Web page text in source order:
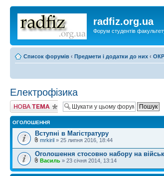
radfiz.org.ua
Форум студентів
Список форумів ‹ Предмети і додатки до них ‹ ОКР
Електрофізика
Створити нову
тему
ОГОЛОШЕННЯ
Вступні в Магістратуру
mrkiril » 25 липня 2016, 18:44
Оголошення стосовно набору на
Василь » 23 січня 2014, 13:14